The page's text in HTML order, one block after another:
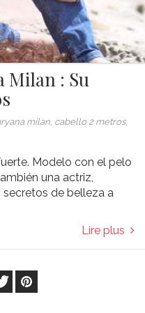
Milan : Su
milan, cabello 2 metros,
Modelo con el pelo
una actriz,
secretos de belleza a
Lire plus